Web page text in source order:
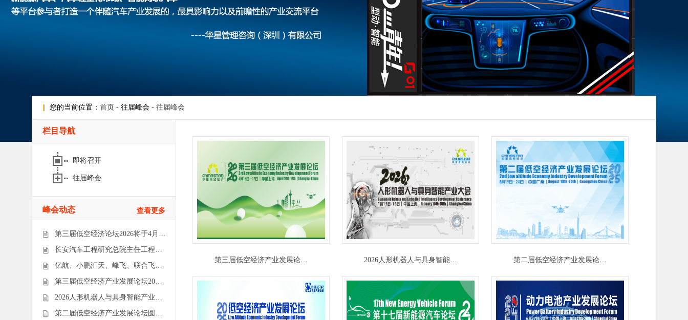
您的当前位置： 首页 - 往届峰会 - 往届峰会
栏目导航
即将召开
往届峰会
峰会动态 查看更多
第三届低空经济论坛2026将于4月…
长安汽车工程研究总院主任工程…
亿航、小鹏汇天、峰飞、联合飞…
第三届低空经济产业发展论坛20…
2026人形机器人与具身智能产业…
第二届低空经济产业发展论坛圆…
第三届低空经济产业发展论… 2026人形机器人与具身智能… 第二届低空经济产业发展论…